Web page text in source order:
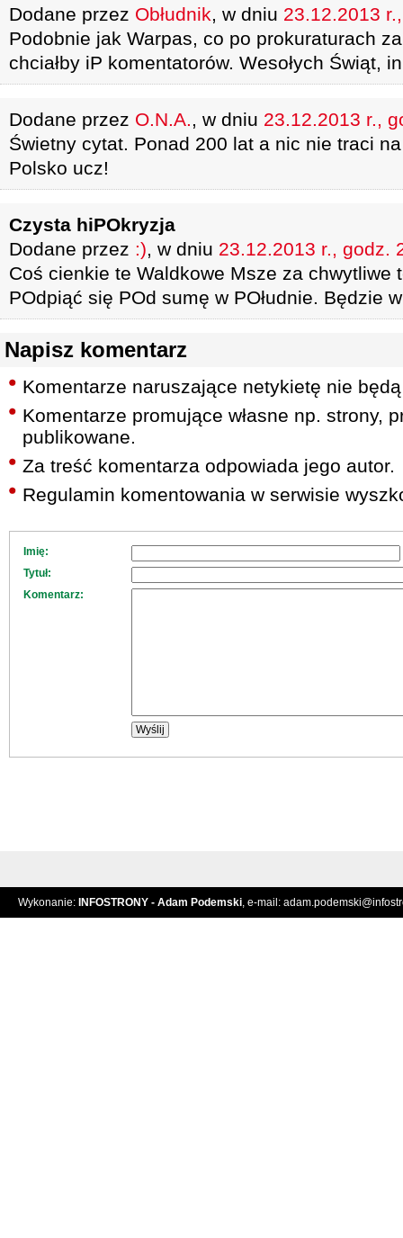
Dodane przez Obłudnik, w dniu 23.12.2013
Podobnie jak Warpas, co po prokuraturach
chciałby iP komentatorów. Wesołych Świąt,
Dodane przez O.N.A., w dniu 23.12.2013 r.,
Świetny cytat. Ponad 200 lat a nic nie traci
Polsko ucz!
Czysta hiPOkryzja
Dodane przez :), w dniu 23.12.2013 r., godz.
Coś cienkie te Waldkowe Msze za chwytliwe
POdpiąć się POd sumę w POłudnie. Będzie
Napisz komentarz
Komentarze naruszające netykietę nie
Komentarze promujące własne np. strony,
publikowane.
Za treść komentarza odpowiada jego autor.
Regulamin komentowania w serwisie
Imię:
Tytuł:
Komentarz:
Wykonanie: INFOSTRONY - Adam Podemski, e-mail: